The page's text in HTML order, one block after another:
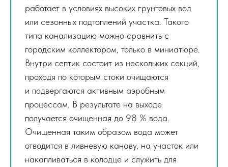
работает в условиях высоких грунтовых вод
или сезонных подтоплений участка. Такого
типа канализацию можно сравнить с
городским коллектором, только в миниатюре.
Внутри септик состоит из нескольких секций,
проходя по которым стоки очищаются
и подвергаются активным аэробным
процессам. В результате на выходе
получается очищенная до 98 % вода.
Очищенная таким образом вода может
отводится в ливневую канаву, на участок или
накапливаться в колодце и служить для